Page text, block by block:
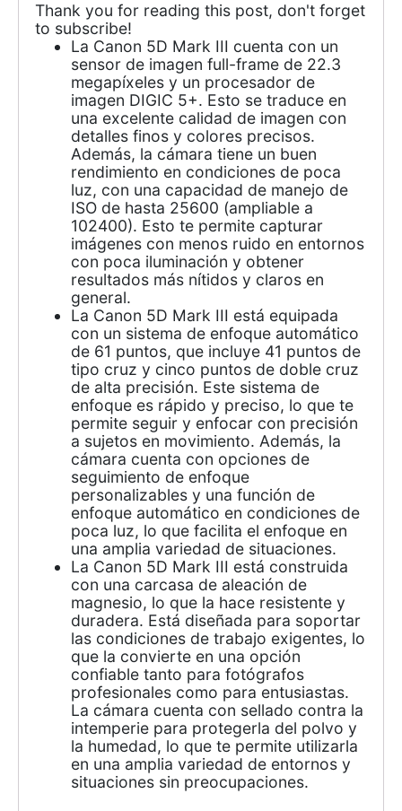
Thank you for reading this post, don't forget
to subscribe!
La Canon 5D Mark III cuenta con un
sensor de imagen full-frame de 22.3
megapíxeles y un procesador de
imagen DIGIC 5+. Esto se traduce en
una excelente calidad de imagen con
detalles finos y colores precisos.
Además, la cámara tiene un buen
rendimiento en condiciones de poca
luz, con una capacidad de manejo de
ISO de hasta 25600 (ampliable a
102400). Esto te permite capturar
imágenes con menos ruido en entornos
con poca iluminación y obtener
resultados más nítidos y claros en
general.
La Canon 5D Mark III está equipada
con un sistema de enfoque automático
de 61 puntos, que incluye 41 puntos de
tipo cruz y cinco puntos de doble cruz
de alta precisión. Este sistema de
enfoque es rápido y preciso, lo que te
permite seguir y enfocar con precisión
a sujetos en movimiento. Además, la
cámara cuenta con opciones de
seguimiento de enfoque
personalizables y una función de
enfoque automático en condiciones de
poca luz, lo que facilita el enfoque en
una amplia variedad de situaciones.
La Canon 5D Mark III está construida
con una carcasa de aleación de
magnesio, lo que la hace resistente y
duradera. Está diseñada para soportar
las condiciones de trabajo exigentes, lo
que la convierte en una opción
confiable tanto para fotógrafos
profesionales como para entusiastas.
La cámara cuenta con sellado contra la
intemperie para protegerla del polvo y
la humedad, lo que te permite utilizarla
en una amplia variedad de entornos y
situaciones sin preocupaciones.